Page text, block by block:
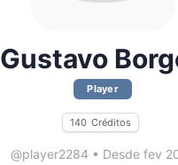
Gustavo
Player
140 Créditos
@player2284 • Desde fev